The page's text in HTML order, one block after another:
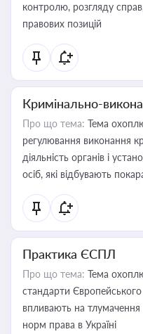
контролю, розгляду
правових позицій
Кримінально-
Про що тема: Тема
регулювання виконання
діяльність органів і
осіб, які відбувають
Практика ЄСПЛ
Про що тема: Тема
стандарти
впливають на
норм права в Україні